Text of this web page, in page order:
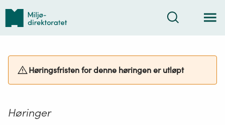
Tilbake
forsiden
Søk
Høringsfristen for denne høringen er utløpt
Høringer